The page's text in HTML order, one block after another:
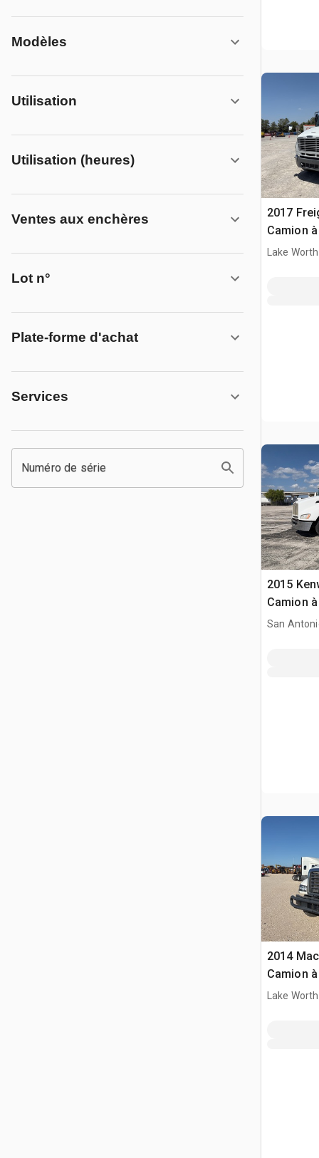
Modèles
Utilisation
Utilisation (heures)
Ventes aux enchères
Lot n°
Plate-forme d'achat
Services
Numéro de série
2017
Camion
D/E
Lake
2015
Camion
Quad/A
San
2014
Camion
Tri/E
Lake